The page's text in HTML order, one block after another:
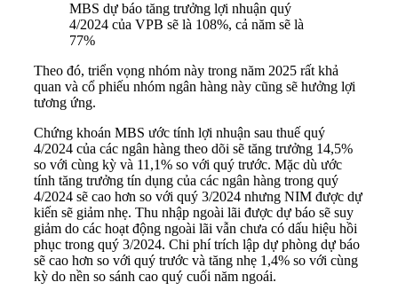
MBS dự báo tăng trưởng lợi nhuận quý
4/2024 của VPB sẽ là 108%, cả năm sẽ là
77%
Theo đó, triển vọng nhóm này trong năm 2025 rất khả
quan và cổ phiếu nhóm ngân hàng này cũng sẽ hưởng lợi
tương ứng.
Chứng khoán MBS ước tính lợi nhuận sau thuế quý
4/2024 của các ngân hàng theo dõi sẽ tăng trưởng 14,5%
so với cùng kỳ và 11,1% so với quý trước. Mặc dù ước
tính tăng trưởng tín dụng của các ngân hàng trong quý
4/2024 sẽ cao hơn so với quý 3/2024 nhưng NIM được dự
kiến sẽ giảm nhẹ. Thu nhập ngoài lãi được dự báo sẽ suy
giảm do các hoạt động ngoài lãi vẫn chưa có dấu hiệu hồi
phục trong quý 3/2024. Chi phí trích lập dự phòng dự báo
sẽ cao hơn so với quý trước và tăng nhẹ 1,4% so với cùng
kỳ do nền so sánh cao quý cuối năm ngoái.